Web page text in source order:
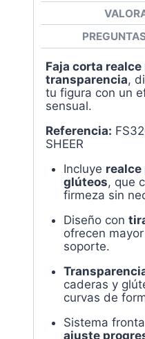
Up
Sheer
FS3203
cantidad
Faja corta
transparencia,
tu figura con un
sensual.
Referencia:
SHEER
Incluye realce
glúteos, que
firmeza sin
Diseño con
ofrecen
soporte.
caderas y
curvas de
Sistema
ajuste